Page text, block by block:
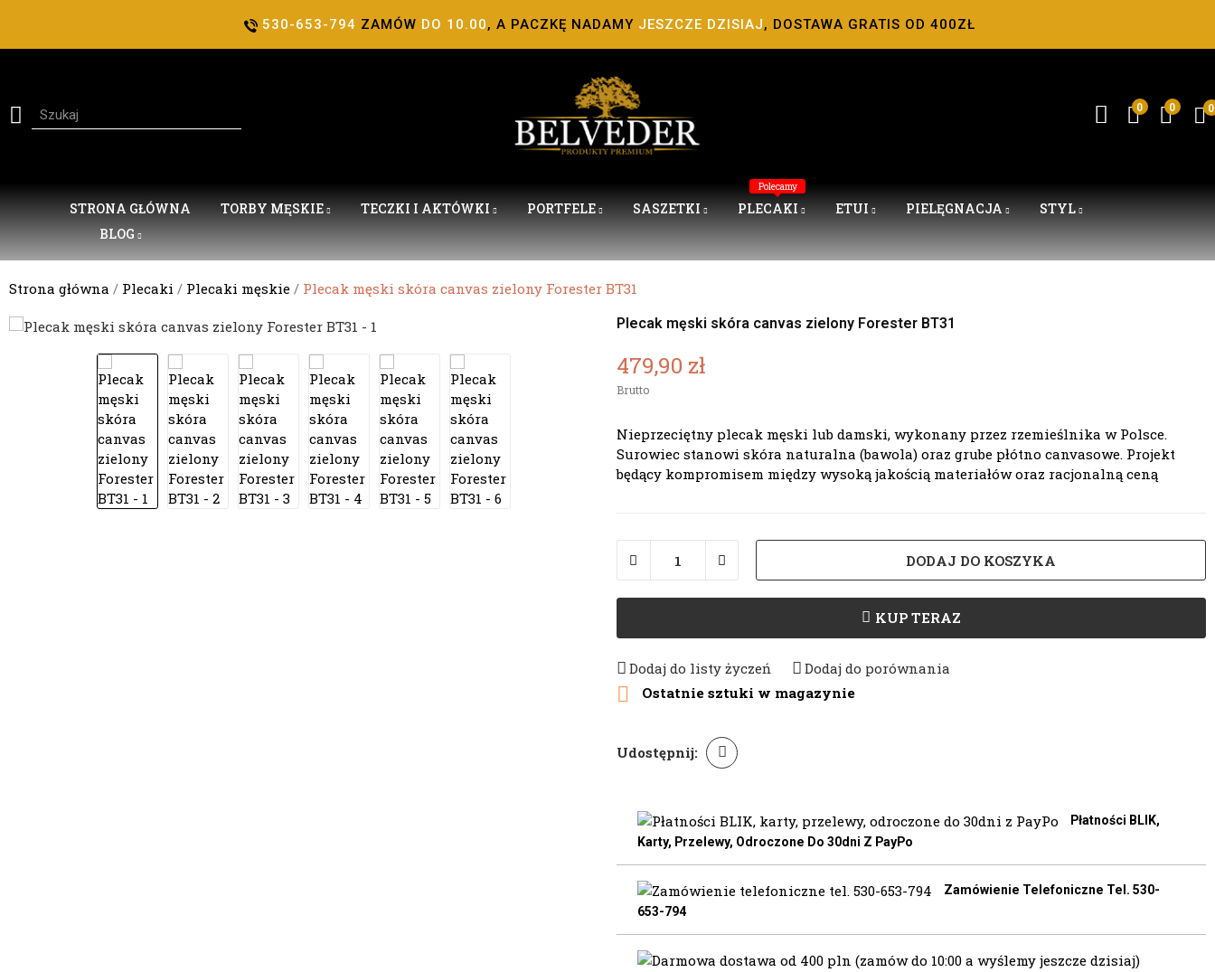
530-653-794 ZAMÓW DO 10.00, A PACZKĘ NADAMY JESZCZE DZISIAJ, DOSTAWA GRATIS OD 400ZŁ
0 0 0
STRONA GŁÓWNA TORBY MĘSKIE TECZKI I AKTÓWKI PORTFELE SASZETKI PLECAKI
Polecamy
ETUI PIELĘGNACJA
STYL
BLOG
Strona główna Plecaki Plecaki męskie Plecak męski skóra canvas zielony Forester BT31
Plecak męski skóra canvas zielony Forester BT31
479,90 zł
Brutto
Nieprzeciętny plecak męski lub damski, wykonany przez rzemieślnika w Polsce.
Surowiec stanowi skóra naturalna (bawola) oraz grube płótno canvasowe. Projekt
będący kompromisem między wysoką jakością materiałów oraz racjonalną ceną
DODAJ DO KOSZYKA
KUP TERAZ
Dodaj do listy życzeń Dodaj do porównania
 Ostatnie sztuki w magazynie
Udostępnij:
Płatności BLIK,
Karty, Przelewy, Odroczone Do 30dni Z PayPo
Zamówienie Telefoniczne Tel. 530-
653-794